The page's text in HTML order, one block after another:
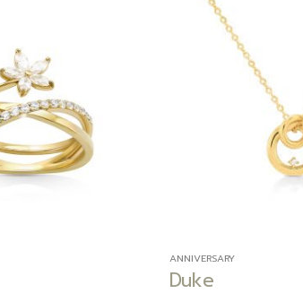
ANNIVERSARY
Duke